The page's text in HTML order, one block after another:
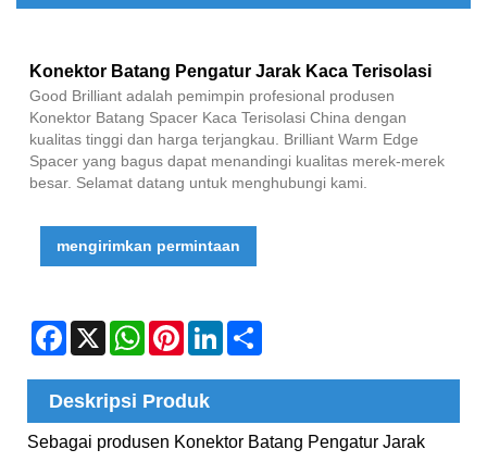
Konektor Batang Pengatur Jarak Kaca Terisolasi
Good Brilliant adalah pemimpin profesional produsen
Konektor Batang Spacer Kaca Terisolasi China dengan
kualitas tinggi dan harga terjangkau. Brilliant Warm Edge
Spacer yang bagus dapat menandingi kualitas merek-merek
besar. Selamat datang untuk menghubungi kami.
mengirimkan permintaan
Facebook
X WhatsAppPinterestLinkedIn
Deskripsi Produk
Sebagai produsen Konektor Batang Pengatur Jarak